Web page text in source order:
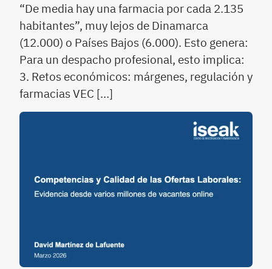
“De media hay una farmacia por cada 2.135
habitantes”, muy lejos de Dinamarca
(12.000) o Países Bajos (6.000). Esto genera:
Para un despacho profesional, esto implica:
3. Retos económicos: márgenes, regulación y
farmacias VEC […]